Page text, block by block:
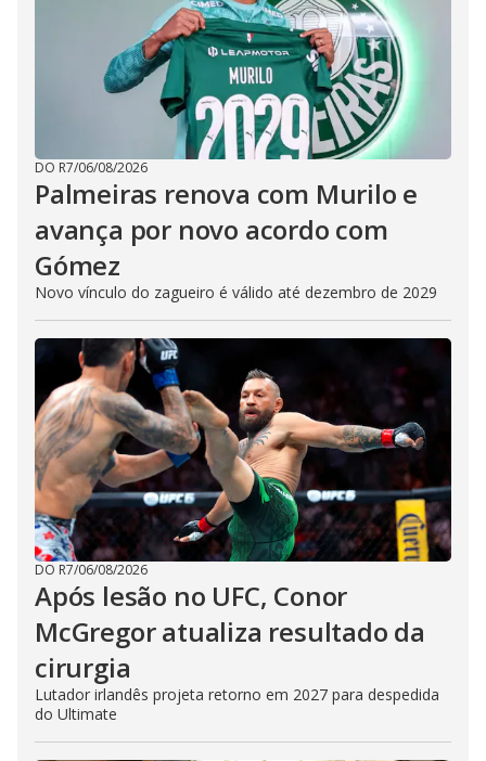
DO R7/06/08/2026
Palmeiras renova com Murilo e
avança por novo acordo com
Gómez
Novo vínculo do zagueiro é válido até dezembro de 2029
DO R7/06/08/2026
Após lesão no UFC, Conor
McGregor atualiza resultado da
cirurgia
Lutador irlandês projeta retorno em 2027 para despedida
do Ultimate